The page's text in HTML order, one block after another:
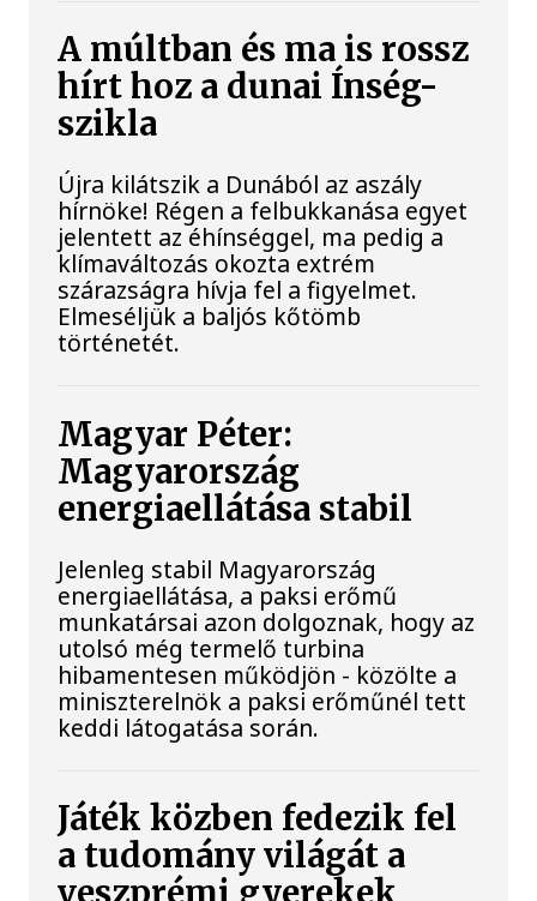
A múltban és ma is rossz
hírt hoz a dunai Ínség-
szikla
Újra kilátszik a Dunából az aszály
hírnöke! Régen a felbukkanása egyet
jelentett az éhínséggel, ma pedig a
klímaváltozás okozta extrém
szárazságra hívja fel a figyelmet.
Elmeséljük a baljós kőtömb
történetét.
Magyar Péter:
Magyarország
energiaellátása stabil
Jelenleg stabil Magyarország
energiaellátása, a paksi erőmű
munkatársai azon dolgoznak, hogy az
utolsó még termelő turbina
hibamentesen működjön - közölte a
miniszterelnök a paksi erőműnél tett
keddi látogatása során.
Játék közben fedezik fel
a tudomány világát a